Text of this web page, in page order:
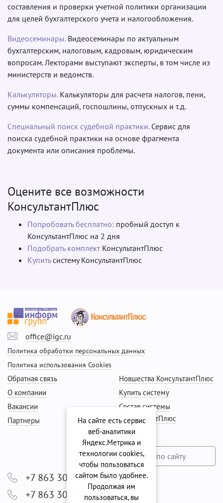
составления и проверки учетной политики организации
для целей бухгалтерского учета и налогообложения.
Видеосеминары. Видеосеминары по актуальным
бухгалтерским, налоговым, кадровым, юридическим
вопросам. Лекторами выступают эксперты, в том числе из
министерств и ведомств.
Калькуляторы. Калькуляторы для расчета налогов, пени,
суммы компенсаций, госпошлины, отпускных и т.д.
Специальный поиск судебной практики.Сервис для
поиска судебной практики на основе фрагмента
документа или описания проблемы.
Оцените все возможности
КонсультантПлюс
Попробовать бесплатно: пробный доступ к
КонсультантПлюс на 2 дня
Подобрать комплектКонсультантПлюс
Купитьсистему КонсультантПлюс
office@igc.ru
Политика обработки персональных данных
Политика использования Cookies
Новшества КонсультантПлюс
Купить систему
Состав системы
КонсультантПлюс
Сервис
Обратная связь
О компании
Вакансии
Партнеры
+7 863 303-29-99
+7 863 303-38-00
На сайте есть сервис
веб-аналитики
Яндекс.Метрика и
технологии cookies,
чтобы пользоваться
сайтом было удобнее.
Продолжая им
пользоваться, вы